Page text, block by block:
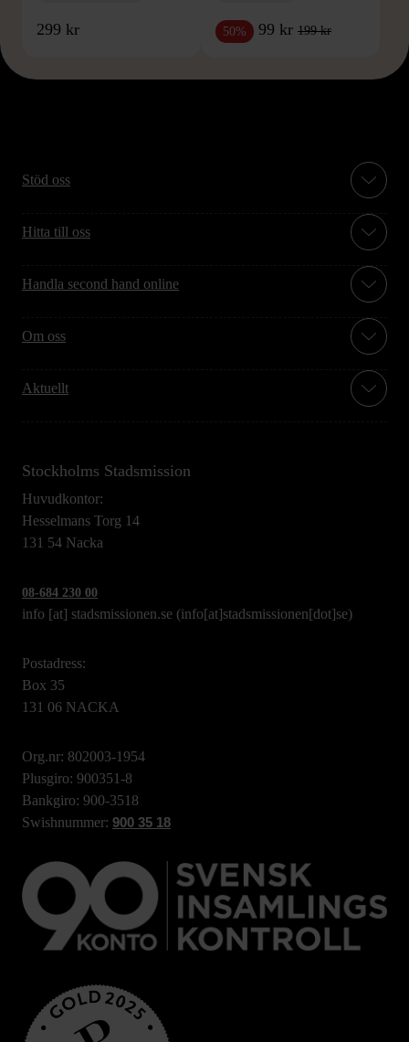
299 kr 50% 99 kr 199 kr
Stöd oss
Hitta till oss
Handla second hand online
Om oss
Aktuellt
Stockholms Stadsmission
Huvudkontor:
Hesselmans Torg 14
131 54 Nacka
08-684 230 00
info [at] stadsmissionen.se (info[at]stadsmissionen[dot]se)
Postadress:
Box 35
131 06 NACKA
Org.nr: 802003-1954
Plusgiro: 900351-8
Bankgiro: 900-3518
Swishnummer: 900 35 18